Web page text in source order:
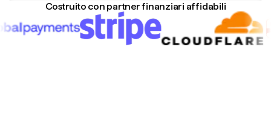
Costruito con partner finanziari affidabili